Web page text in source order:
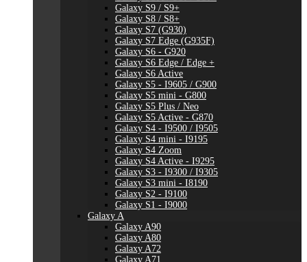
Galaxy S9 / S9+
Galaxy S8 / S8+
Galaxy S7 (G930)
Galaxy S7 Edge (G935F)
Galaxy S6 - G920
Galaxy S6 Edge / Edge +
Galaxy S6 Active
Galaxy S5 - I9605 / G900
Galaxy S5 mini - G800
Galaxy S5 Plus / Neo
Galaxy S5 Active - G870
Galaxy S4 - I9500 / I9505
Galaxy S4 mini - I9195
Galaxy S4 Zoom
Galaxy S4 Active - I9295
Galaxy S3 - I9300 / I9305
Galaxy S3 mini - I8190
Galaxy S2 - I9100
Galaxy S1 - I9000
Galaxy A
Galaxy A90
Galaxy A80
Galaxy A72
Galaxy A71